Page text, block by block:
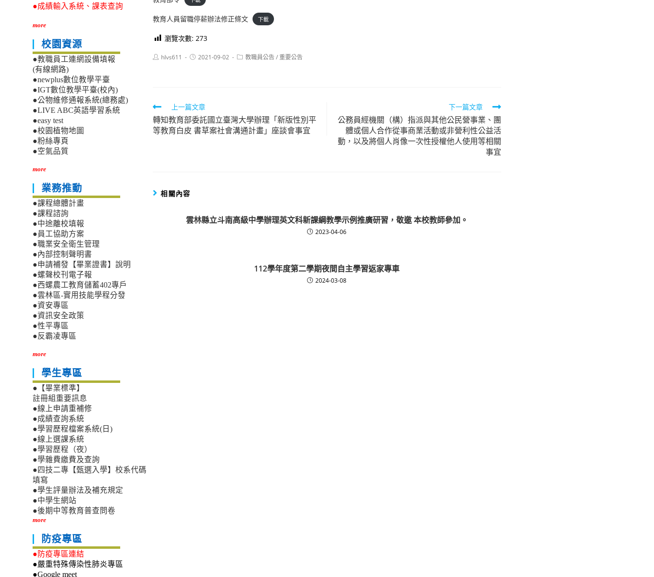
教育人員留職停薪辦法修正條文 下載
瀏覽次數: 273
Posthlvs611
Post2021-09-02
Post教職員公告/重要公告
Read
more
articles
上一篇文章
轉知教育部委託國立臺灣大學辦理「新版性別平
等教育白皮 書草案社會溝通計畫」座談會事宜
下一篇文章
公務員經機關（構）指派與其他公民營事業、團
體或個人合作從事商業活動或非營利性公益活
動，以及將個人肖像一次性授權他人使用等相關
事宜
相關內容
雲林縣立斗南高級中學辦理英文科新課綱教學示例推廣研習，敬邀 本校教師參加。
2023-04-06
112學年度第二學期夜間自主學習返家專車
2024-03-08
●成績輸入系統、課表查詢
more
校園資源
●教職員工連網設備填報
(有線網路)
●newplus數位教學平臺
●IGT數位教學平臺(校內)
●公物維修通報系統(總務處)
●LIVE ABC英語學習系統
●easy test
●校園植物地圖
●粉絲專頁
●空氣品質
more
業務推動
●課程總體計畫
●課程諮詢
●中途離校填報
●員工協助方案
●職業安全衛生管理
●內部控制聲明書
●申請補發【畢業證書】說明
●螺聲校刊電子報
●西螺農工教育儲蓄402專戶
●雲林區-實用技能學程分發
●資安專區
●資訊安全政策
●性平專區
●反霸凌專區
more
學生專區
●【畢業標準】
註冊組重要訊息
●線上申請重補修
●成績查詢系統
●學習歷程檔案系統(日)
●線上選課系統
●學習歷程（夜）
●學雜費繳費及查詢
●四技二專【甄選入學】校系代碼
填寫
●學生評量辦法及補充規定
●中學生網站
●後期中等教育普查問卷
more
防疫專區
●防疫專區連結
●嚴重特殊傳染性肺炎專區
●Google meet